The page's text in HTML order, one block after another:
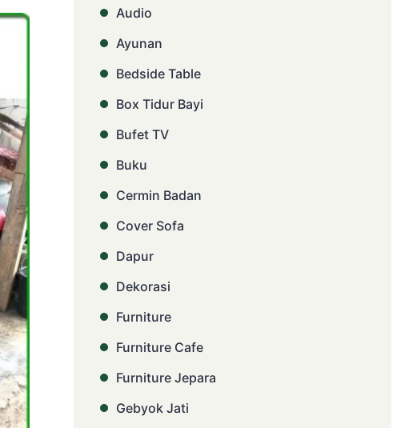
Audio
Ayunan
Bedside Table
Box Tidur Bayi
Bufet TV
Buku
Cermin Badan
Cover Sofa
Dapur
Dekorasi
Furniture
Furniture Cafe
Furniture Jepara
Gebyok Jati